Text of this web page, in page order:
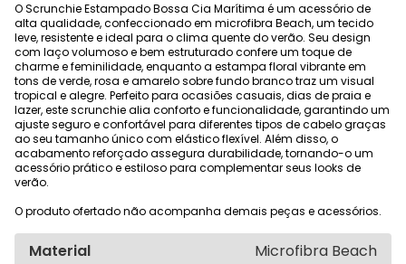
O Scrunchie Estampado Bossa Cia Marítima é um acessório de
alta qualidade, confeccionado em microfibra Beach, um tecido
leve, resistente e ideal para o clima quente do verão. Seu design
com laço volumoso e bem estruturado confere um toque de
charme e feminilidade, enquanto a estampa floral vibrante em
tons de verde, rosa e amarelo sobre fundo branco traz um visual
tropical e alegre. Perfeito para ocasiões casuais, dias de praia e
lazer, este scrunchie alia conforto e funcionalidade, garantindo um
ajuste seguro e confortável para diferentes tipos de cabelo graças
ao seu tamanho único com elástico flexível. Além disso, o
acabamento reforçado assegura durabilidade, tornando-o um
acessório prático e estiloso para complementar seus looks de
verão.
O produto ofertado não acompanha demais peças e acessórios.
Material Microfibra Beach